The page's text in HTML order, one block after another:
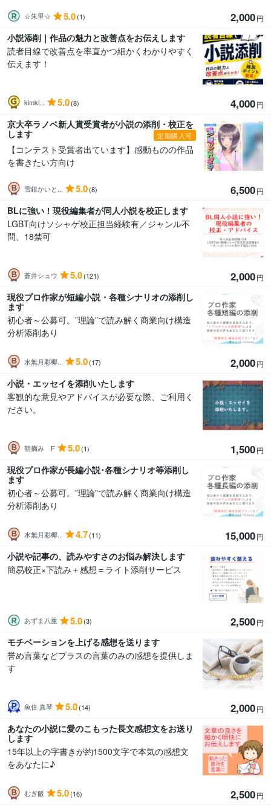
☆朱里☆ 5.0(1) 2,000円
小説添削｜作品の魅力と改善点をお伝えします
読者目線で改善点を率直かつ細かくわかりやすく
伝えます！
kimki... 5.0(8) 4,000円
京大卒ラノベ新人賞受賞者が小説の添削・校正を
します
定期購入可
【コンテスト受賞者出ています】感動ものの作品
を書きたい方向け
雪銀かいと... 5.0(8) 6,500円
BLに強い！現役編集者が同人小説を校正します
LGBT向けソシャゲ校正担当経験有／ジャンル不
問、18禁可
蒼井シュウ 5.0(121) 2,000円
現役プロ作家が短編小説・各種シナリオの添削し
ます
初心者～公募可。”理論”で読み解く商業向け構造
分析添削あり
水無月彩椰... 5.0(17) 2,000円
小説・エッセイを添削いたします
客観的な意見やアドバイスが必要な際、ご利用く
ださい。
朝摘み F 5.0(1) 1,500円
現役プロ作家が長編小説･各種シナリオ等添削し
ます
初心者～公募可。”理論”で読み解く商業向け構造
分析添削あり
水無月彩椰... 4.7(11) 15,000円
小説や記事の、読みやすさのお悩み解決します
簡易校正×下読み＋感想＝ライト添削サービス
あずま八重 5.0(3) 2,500円
モチベーションを上げる感想を送ります
誉め言葉などプラスの言葉のみの感想を提供しま
す
魚住 真琴 5.0(14) 2,000円
あなたの小説に愛のこもった長文感想文をお送り
します
15年以上の字書きが約1500文字で本気の感想文
をあなたに♪
むぎ飯 5.0(16) 2,500円